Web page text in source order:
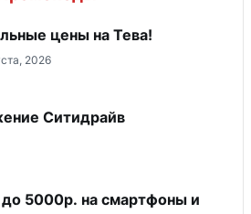
цены на Тева!
2026
Ситидрайв
5000р. на смартфоны и